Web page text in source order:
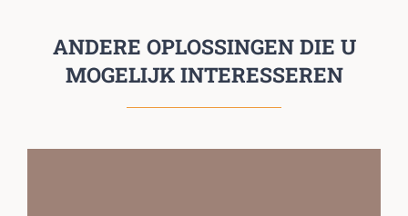
ANDERE OPLOSSINGEN DIE U
MOGELIJK INTERESSEREN